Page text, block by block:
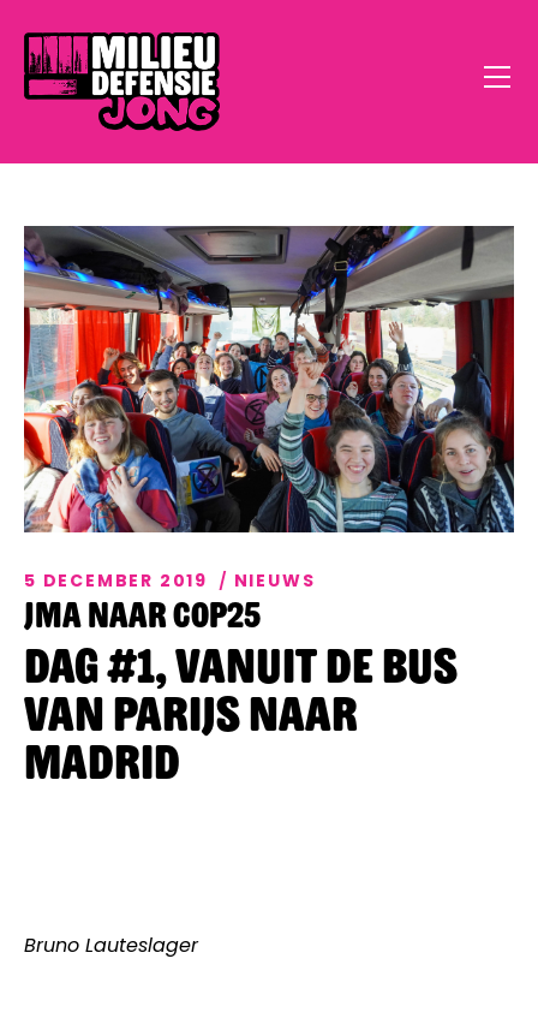
Home
Open Call
Doe Mee
Klimaatstress
Events
Artikelen
Over Ons
5 DECEMBER 2019 NIEUWS
JMA naar COP25
Dag #1, Vanuit de bus
van Parijs naar
Madrid
Bruno Lauteslager